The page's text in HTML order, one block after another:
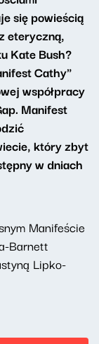
się powieścią
eteryczną,
Kate Bush?
Cathy"
współpracy
Manifest
który zbyt
w dniach
Manifeście
Barnett
Lipko-